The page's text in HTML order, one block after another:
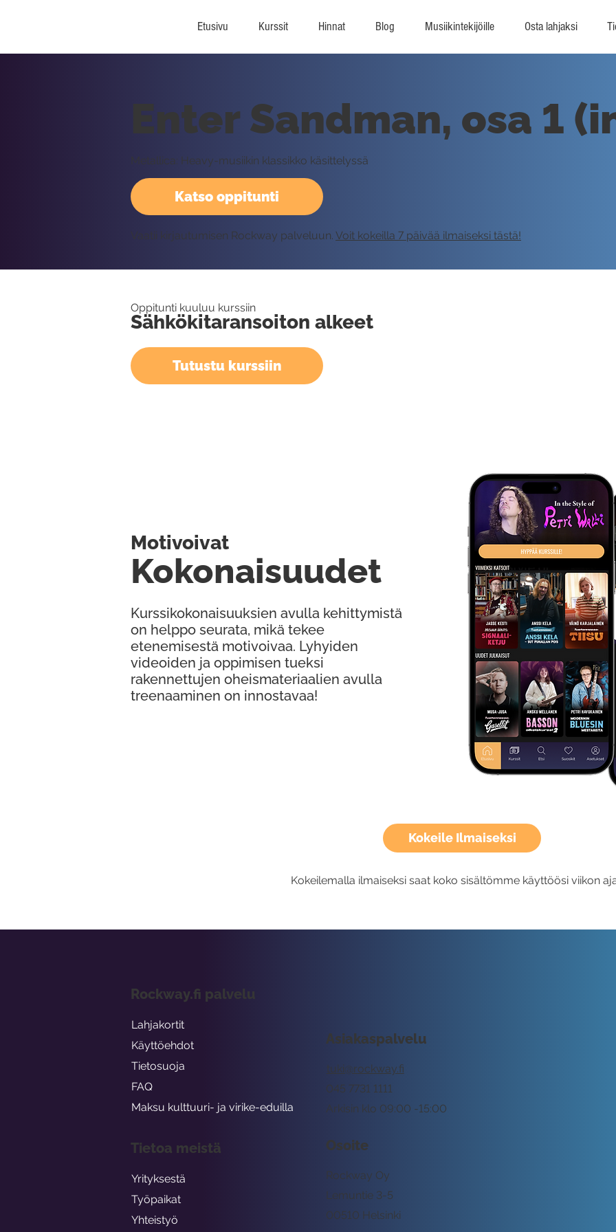
Etusivu Kurssit Hinnat Blog Musiikintekijöille Osta lahjaksi
Kokeile Ilmaiseksi
Kokeilemalla ilmaiseksi saat koko sisältömme käyttöösi viikon
Katso oppitunti
Enter Sandman, osa 1
Metallica: Heavy-musiikin klassikko käsittelyssä
Vaatii kirjautumisen Rockway palveluun. Voit kokeilla 7 päivää ilmaiseksi tästä!
Oppitunti kuuluu kurssiin
Sähkökitaransoiton alkeet
Tutustu kurssiin
Kurssikokonaisuuksien avulla kehittymistä
on helppo seurata, mikä tekee
etenemisestä motivoivaa. Lyhyiden
videoiden ja oppimisen tueksi
rakennettujen oheismateriaalien avulla
treenaaminen on innostavaa!
Kokonaisuudet
Motivoivat
Asiakaspalvelu
tuki@rockway.fi
Arkisin klo 09:00 -15:00
045 7731 1111
Osoite
Rockway Oy
Lemuntie 3-5
00510 Helsinki
Rockway.fi palvelu
Lahjakortit
Käyttöehdot
Tietosuoja
FAQ
Maksu kulttuuri- ja virike-eduilla
Tietoa meistä
Yrityksestä
Työpaikat
Yhteistyö